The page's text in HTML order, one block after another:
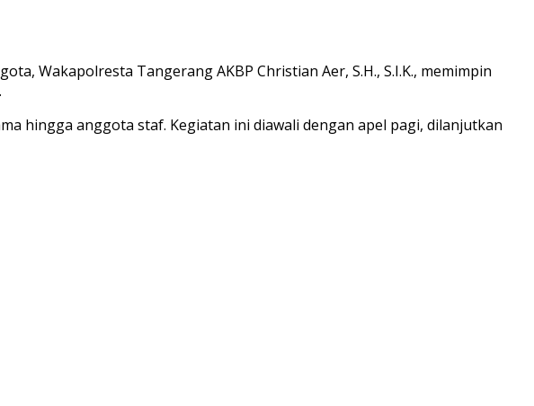
Wakapolresta Tangerang AKBP Christian Aer, S.H., S.I.K., memimpin
hingga anggota staf. Kegiatan ini diawali dengan apel pagi, dilanjutkan